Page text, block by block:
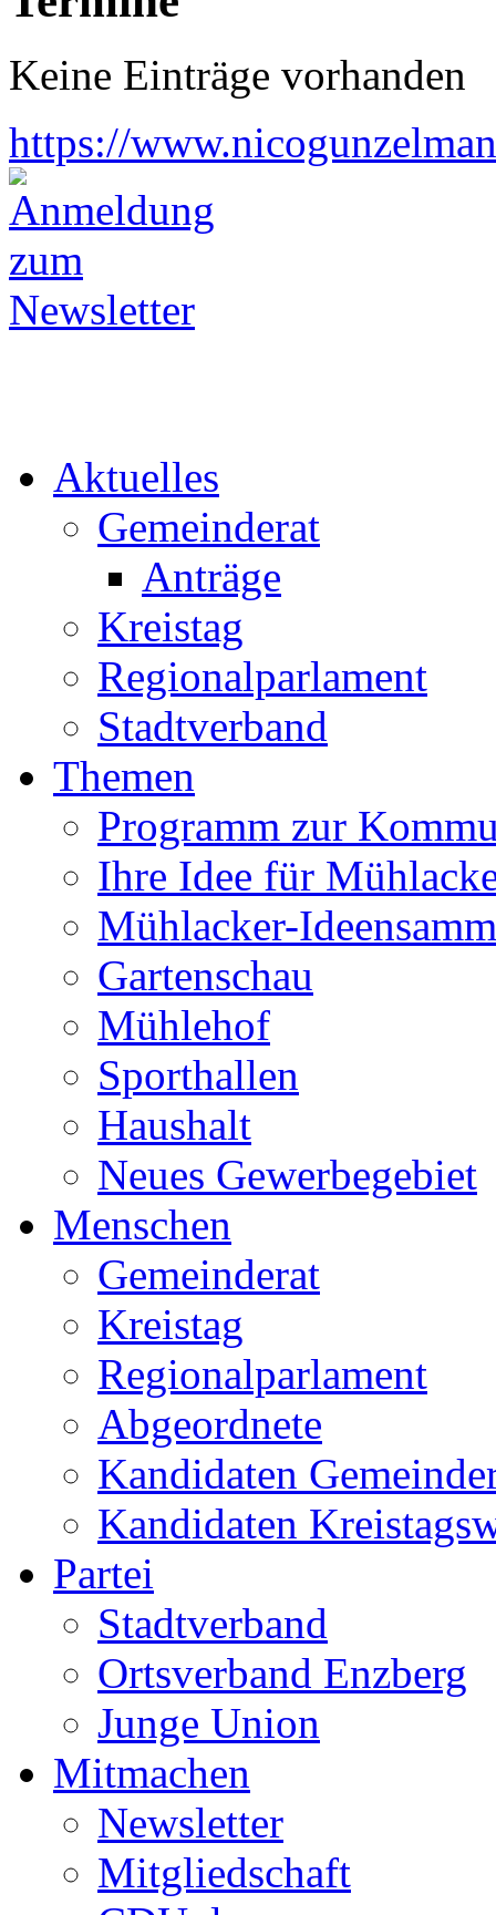
Keine Einträge vorhanden
https://
Aktuelles
Gemeinderat
Anträge
Kreistag
Regionalparlament
Stadtverband
Themen
Programm zur
Ihre Idee für
Mühlacker-
Gartenschau
Mühlehof
Sporthallen
Haushalt
Neues Gewerbegebiet
Menschen
Gemeinderat
Kreistag
Regionalparlament
Abgeordnete
Kandidaten
Kandidaten
Partei
Stadtverband
Ortsverband Enzberg
Junge Union
Mitmachen
Newsletter
Mitgliedschaft